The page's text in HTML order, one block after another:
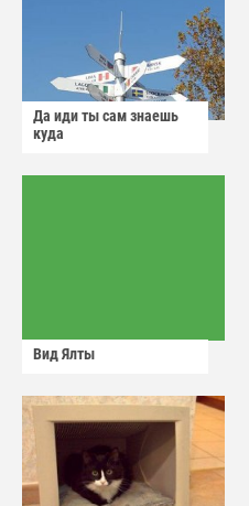
Да иди ты сам знаешь
куда
Вид Ялты